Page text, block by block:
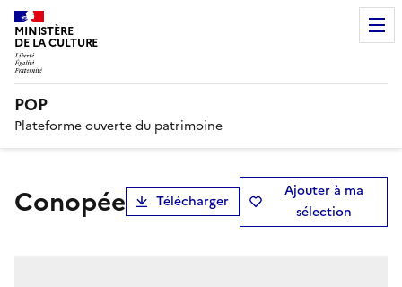
MINISTÈRE
DE LA CULTURE
POP
Plateforme ouverte du patrimoine
conopée Télécharger
Ajouter à ma
sélection